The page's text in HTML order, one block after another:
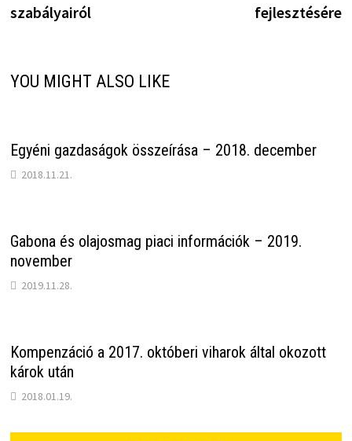
szabályairól
fejlesztésére
YOU MIGHT ALSO LIKE
Egyéni gazdaságok összeírása – 2018. december
2018.11.21.
Gabona és olajosmag piaci információk – 2019.
november
2019.11.28.
Kompenzáció a 2017. októberi viharok által okozott
károk után
2018.01.19.